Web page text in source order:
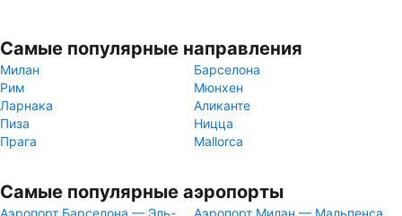
Самые популярные направления
Милан
Барселона
Рим
Мюнхен
Ларнака
Аликанте
Пиза
Ницца
Прага
Mallorca
Самые популярные аэропорты
Аэропорт Барселона — Эль- Аэропорт Милан — Мальпенса